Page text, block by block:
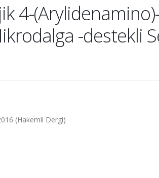
4-
-destekli
(Hakemli Dergi)